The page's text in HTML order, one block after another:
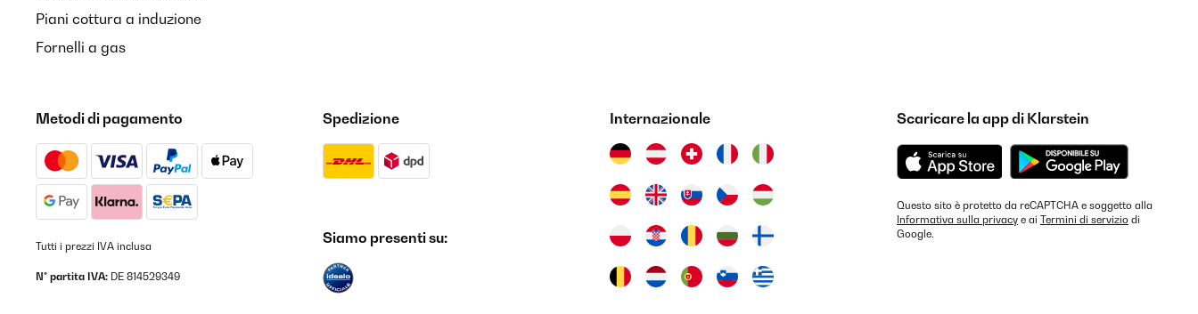
Piani cottura a induzione
Fornelli a gas
Metodi di pagamento
Tutti i prezzi IVA inclusa
N° partita IVA: DE 814529349
Spedizione
Siamo presenti su:
Internazionale Scaricare la app di Klarstein
Questo sito è protetto da reCAPTCHA e soggetto alla
Informativa sulla privacy e ai Termini di servizio di
Google.